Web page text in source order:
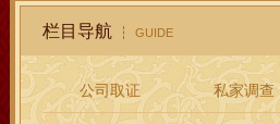
栏目导航 GUIDE
公司取证 私家调查